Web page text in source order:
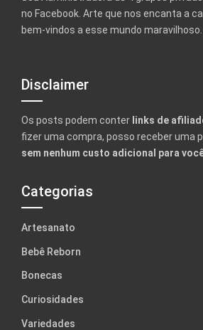
no Facebook. Arte que nos encanta a
bem-vindos a esse mundo maravilhoso.
Disclaimer
Os posts podem conter links de
fizer uma compra, posso receber uma
sem nenhum custo adicional para
Categorias
Artesanato
Bebê Reborn
Bonecas
Curiosidades
Variedades